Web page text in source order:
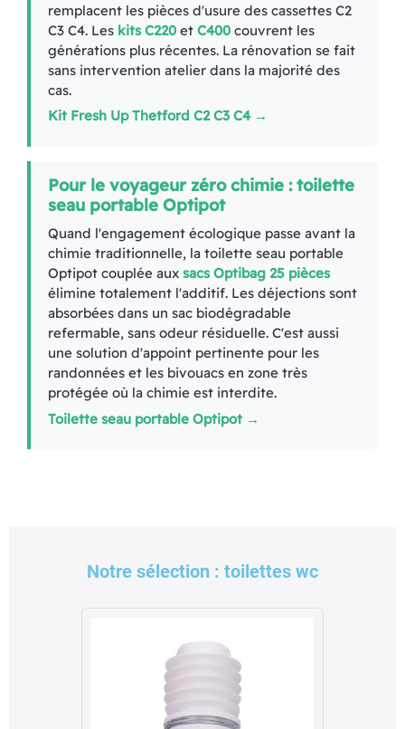
remplacent les pièces d'usure des cassettes C2
C3 C4. Les kits C220 etC400 couvrent les
générations plus récentes. La rénovation se fait
sans intervention atelier dans la majorité des
cas.
Kit Fresh Up Thetford C2 C3 C4 →
Pour le voyageur zéro chimie : toilette
seau portable Optipot
Quand l'engagement écologique passe avant la
chimie traditionnelle, la toilette seau portable
Optipot couplée auxsacs Optibag 25 pièces
élimine totalement l'additif. Les déjections sont
absorbées dans un sac biodégradable
refermable, sans odeur résiduelle. C'est aussi
une solution d'appoint pertinente pour les
randonnées et les bivouacs en zone très
protégée où la chimie est interdite.
Toilette seau portable Optipot →
Notre sélection : toilettes wc